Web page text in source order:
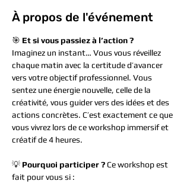
À propos de l'événement
🎯 Et si vous passiez à l’action ?
Imaginez un instant… Vous vous réveillez
chaque matin avec la certitude d’avancer
vers votre objectif professionnel. Vous
sentez une énergie nouvelle, celle de la
créativité, vous guider vers des idées et des
actions concrètes. C’est exactement ce que
vous vivrez lors de ce workshop immersif et
créatif de 4 heures.
💡 Pourquoi participer ? Ce workshop est
fait pour vous si :